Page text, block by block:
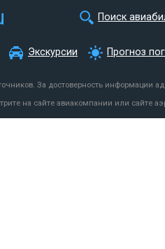
Поиск
Экскурсии Прогноз
За достоверность информации
на сайте авиакомпании или сайте